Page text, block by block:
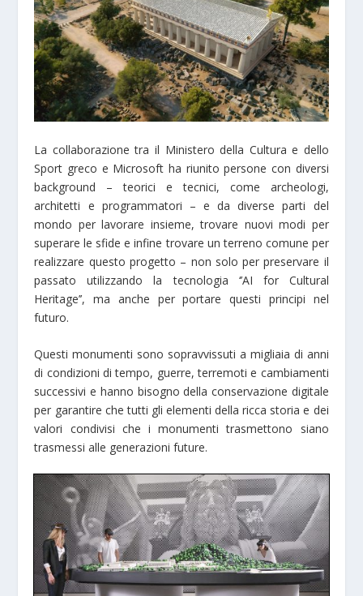
La collaborazione tra il Ministero della Cultura e dello
Sport greco e Microsoft ha riunito persone con diversi
background – teorici e tecnici, come archeologi,
architetti e programmatori – e da diverse parti del
mondo per lavorare insieme, trovare nuovi modi per
superare le sfide e infine trovare un terreno comune per
realizzare questo progetto – non solo per preservare il
passato utilizzando la tecnologia ‘’AI for Cultural
Heritage’’, ma anche per portare questi principi nel
futuro.
Questi monumenti sono sopravvissuti a migliaia di anni
di condizioni di tempo, guerre, terremoti e cambiamenti
successivi e hanno bisogno della conservazione digitale
per garantire che tutti gli elementi della ricca storia e dei
valori condivisi che i monumenti trasmettono siano
trasmessi alle generazioni future.